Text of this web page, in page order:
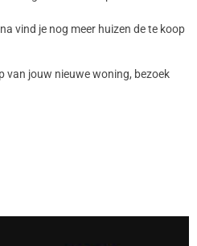
vind je nog meer huizen de te koop
van jouw nieuwe woning, bezoek